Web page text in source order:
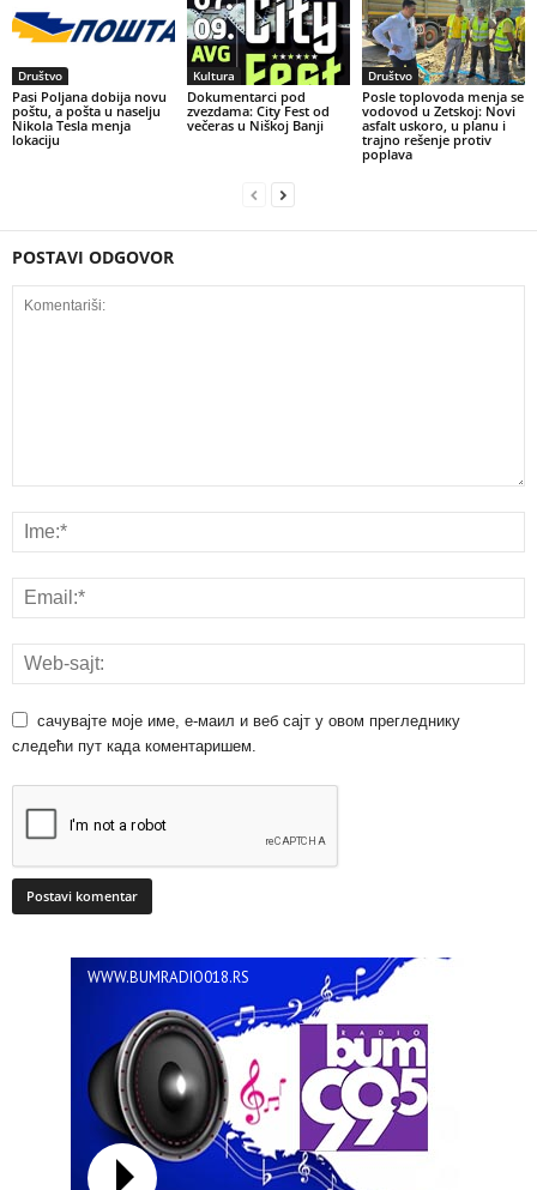
Društvo
Pasi Poljana dobija novu
poštu, a pošta u naselju
Nikola Tesla menja
lokaciju
Kultura
Dokumentarci pod
zvezdama: City Fest od
večeras u Niškoj Banji
Društvo
Posle toplovoda menja se
vodovod u Zetskoj: Novi
asfalt uskoro, u planu i
trajno rešenje protiv
poplava
POSTAVI ODGOVOR
сачувајте моје име, е-маил и веб сајт у овом прегледнику
следећи пут када коментаришем.
WWW.BUMRADIO018.RS